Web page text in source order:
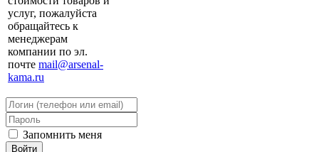
услуг, пожалуйста
обращайтесь к
менеджерам
компании по эл.
почте mail@arsenal-
kama.ru
Запомнить меня